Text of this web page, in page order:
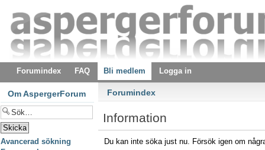
Forumindex FAQ Bli medlem Logga in
Forumindex
Information
Du kan inte söka just nu. Försök igen om
Om AspergerForum
Avancerad sökning